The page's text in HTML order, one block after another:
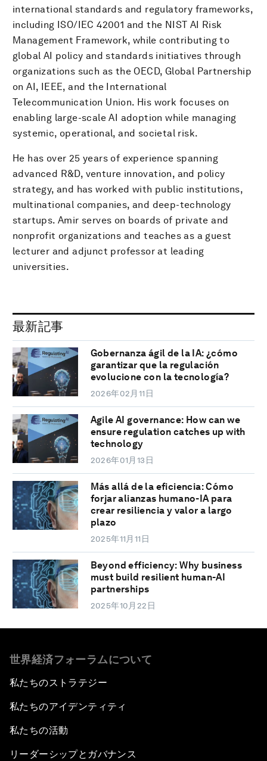
international standards and regulatory frameworks,
including ISO/IEC 42001 and the NIST AI Risk
Management Framework, while contributing to
global AI policy and standards initiatives through
organizations such as the OECD, Global Partnership
on AI, IEEE, and the International
Telecommunication Union. His work focuses on
enabling large-scale AI adoption while managing
systemic, operational, and societal risk.
He has over 25 years of experience spanning
advanced R&D, venture innovation, and policy
strategy, and has worked with public institutions,
multinational companies, and deep-technology
startups. Amir serves on boards of private and
nonprofit organizations and teaches as a guest
lecturer and adjunct professor at leading
universities.
最新記事
Gobernanza ágil de la IA: ¿cómo
garantizar que la regulación
evolucione con la tecnología?
2026年02月11日
Agile AI governance: How can we
ensure regulation catches up with
technology
2026年01月13日
Más allá de la eficiencia: Cómo
forjar alianzas humano-IA para
crear resiliencia y valor a largo
plazo
2025年11月11日
Beyond efficiency: Why business
must build resilient human-AI
partnerships
2025年10月22日
世界経済フォーラムについて
私たちのストラテジー
私たちのアイデンティティ
私たちの活動
リーダーシップとガバナンス